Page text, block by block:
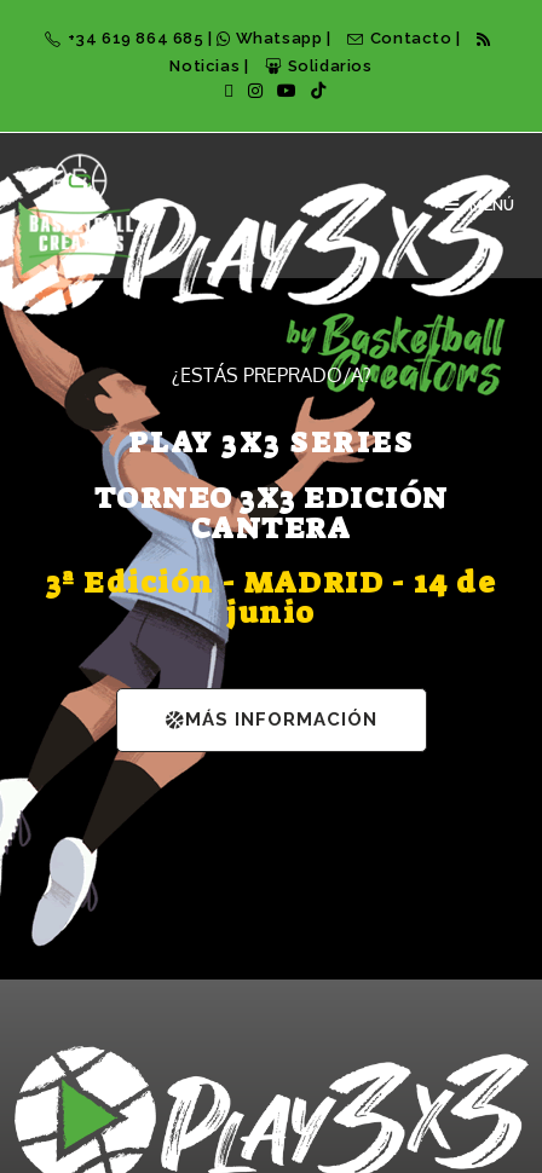
+34 619 864 685 | Whatsapp Contacto
Noticias
Solidarios
MENÚ
¿ESTÁS PREPRADO/A?
PLAY 3X3 SERIES
TORNEO 3X3 EDICIÓN
CANTERA
3ª Edición - MADRID - 14 de
junio
MÁS INFORMACIÓN